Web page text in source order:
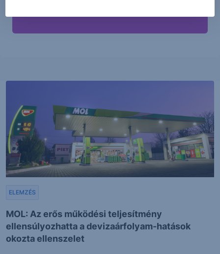
MOL: Az erős működési teljesítmény
ellensúlyozhatta a devizaárfolyam-hatások
okozta ellenszelet
ELEMZÉS